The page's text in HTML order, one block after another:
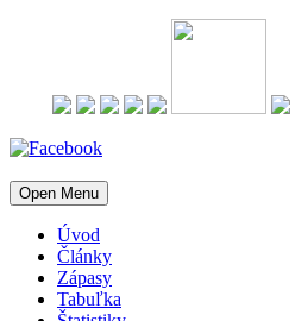
Open Menu
Úvod
Články
Zápasy
Tabuľka